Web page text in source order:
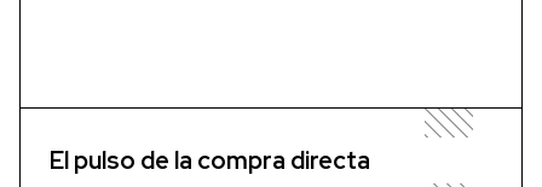
El pulso de la compra directa